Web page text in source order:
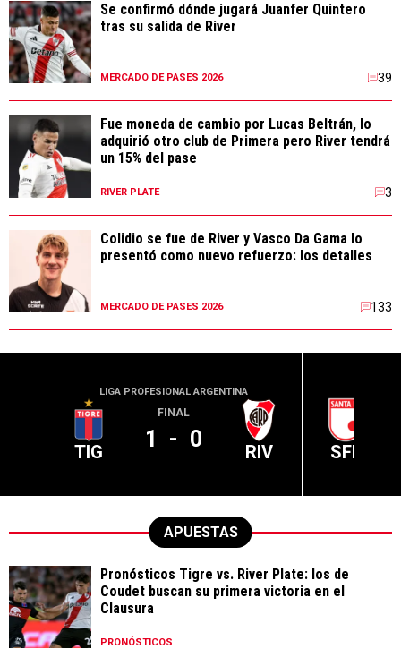
Se confirmó dónde jugará Juanfer Quintero
tras su salida de River
MERCADO DE PASES 2026 39
Fue moneda de cambio por Lucas Beltrán, lo
adquirió otro club de Primera pero River tendrá
un 15% del pase
RIVER PLATE 3
Colidio se fue de River y Vasco Da Gama lo
presentó como nuevo refuerzo: los detalles
MERCADO DE PASES 2026 133
LIGA PROFESIONAL ARGENTINA
TIG
FINAL
1 - 0 RIV SFE
APUESTAS
Pronósticos Tigre vs. River Plate: los de
Coudet buscan su primera victoria en el
Clausura
PRONÓSTICOS